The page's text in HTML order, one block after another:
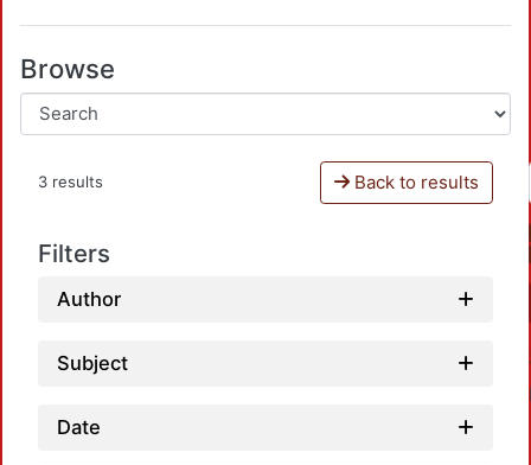
Browse
3 results Back to results
Filters
Author
Subject
Date